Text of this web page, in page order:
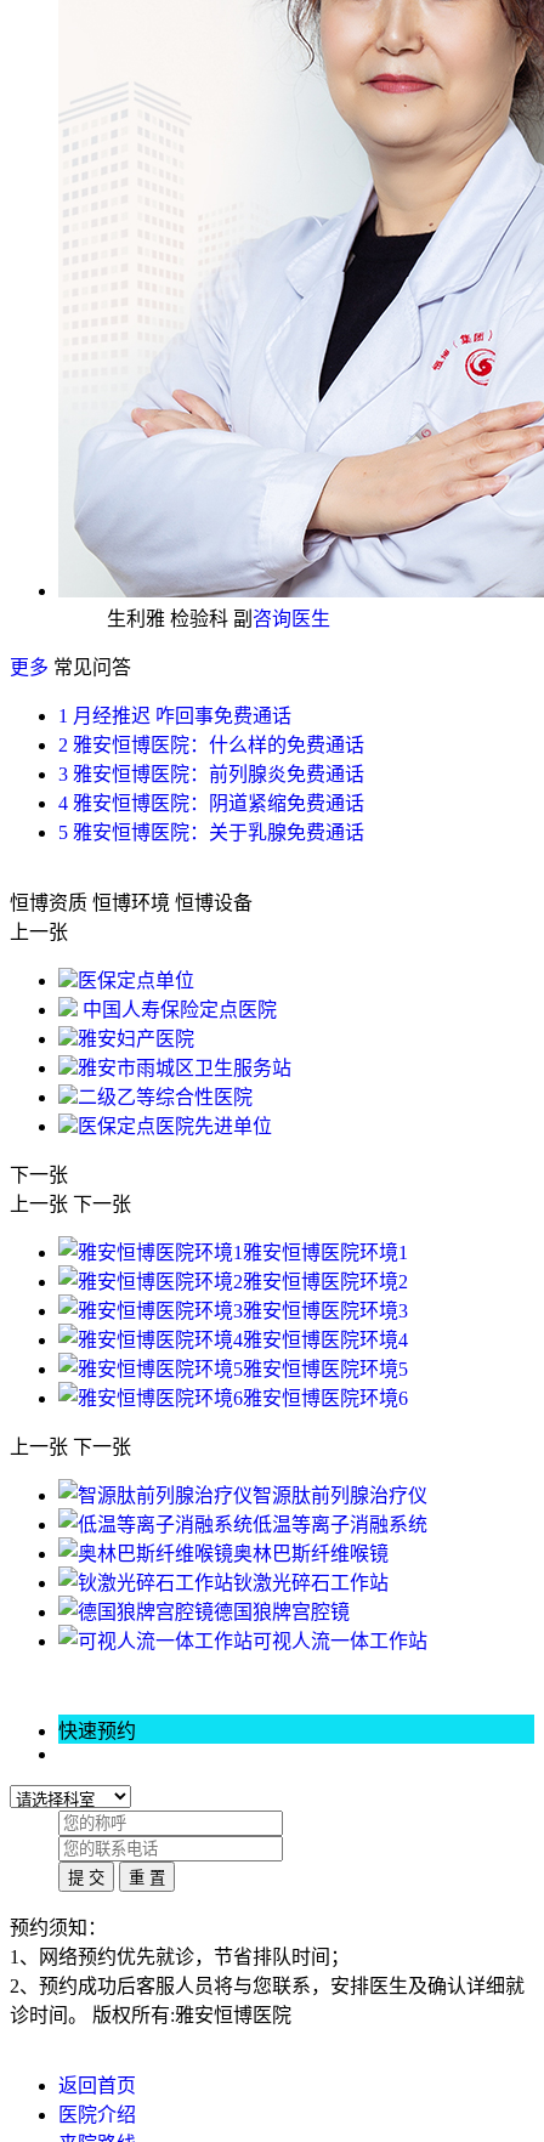
生利雅 检验科 副 咨询医生
更多 常见问答
1 月经推迟 咋回事免费通话
2 雅安恒博医院：什么样的免费通话
3 雅安恒博医院：前列腺炎免费通话
4 雅安恒博医院：阴道紧缩免费通话
5 雅安恒博医院：关于乳腺免费通话
恒博资质 恒博环境 恒博设备
上一张
医保定点单位
中国人寿保险定点医院
雅安妇产医院
雅安市雨城区卫生服务站
二级乙等综合性医院
医保定点医院先进单位
下一张
上一张 下一张
雅安恒博医院环境1
雅安恒博医院环境2
雅安恒博医院环境3
雅安恒博医院环境4
雅安恒博医院环境5
雅安恒博医院环境6
上一张 下一张
智源肽前列腺治疗仪
低温等离子消融系统
奥林巴斯纤维喉镜
钬激光碎石工作站
德国狼牌宫腔镜
可视人流一体工作站
快速预约
预约须知：
1、网络预约优先就诊，节省排队时间；
2、预约成功后客服人员将与您联系，安排医生及确认详细就
诊时间。 版权所有:雅安恒博医院
返回首页
医院介绍